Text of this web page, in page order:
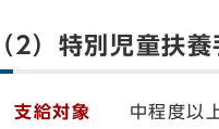
（2）特別児童扶養
支給対象
中程度以上